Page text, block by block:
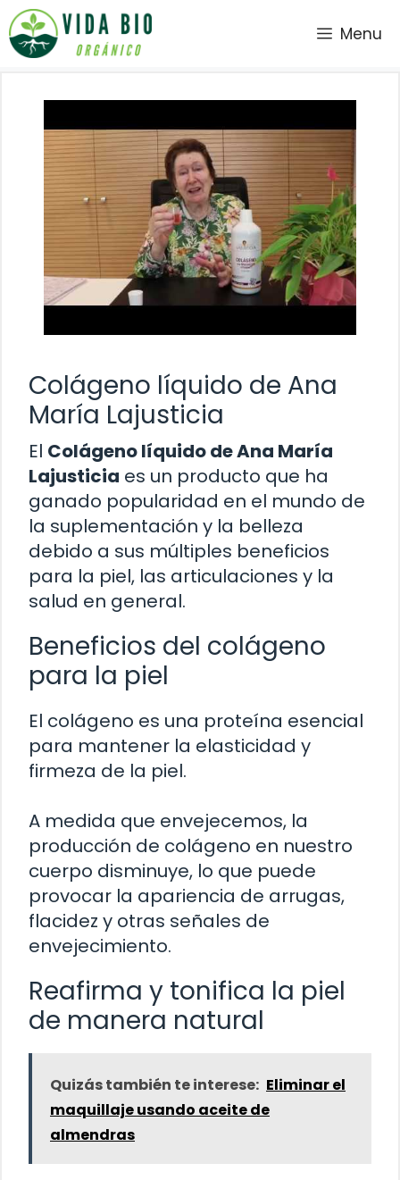
Saltar
al
contenido
Menu
Colágeno líquido de Ana
María Lajusticia
El Colágeno líquido de Ana María
Lajusticia es un producto que ha
ganado popularidad en el mundo de
la suplementación y la belleza
debido a sus múltiples beneficios
para la piel, las articulaciones y la
salud en general.
Beneficios del colágeno
para la piel
El colágeno es una proteína esencial
para mantener la elasticidad y
firmeza de la piel.
A medida que envejecemos, la
producción de colágeno en nuestro
cuerpo disminuye, lo que puede
provocar la apariencia de arrugas,
flacidez y otras señales de
envejecimiento.
Reafirma y tonifica la piel
de manera natural
Quizás también te interese: Eliminar el
maquillaje usando aceite de
almendras